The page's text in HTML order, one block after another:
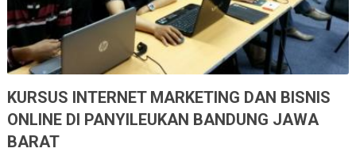
KURSUS INTERNET MARKETING DAN BISNIS
ONLINE DI PANYILEUKAN BANDUNG JAWA
BARAT